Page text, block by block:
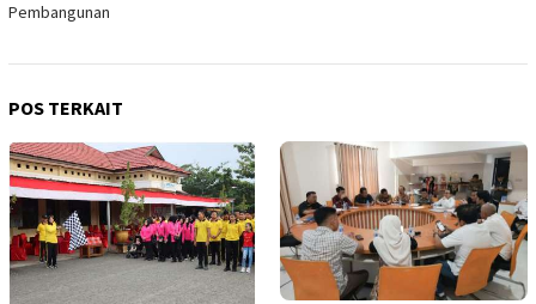
Pembangunan
POS TERKAIT